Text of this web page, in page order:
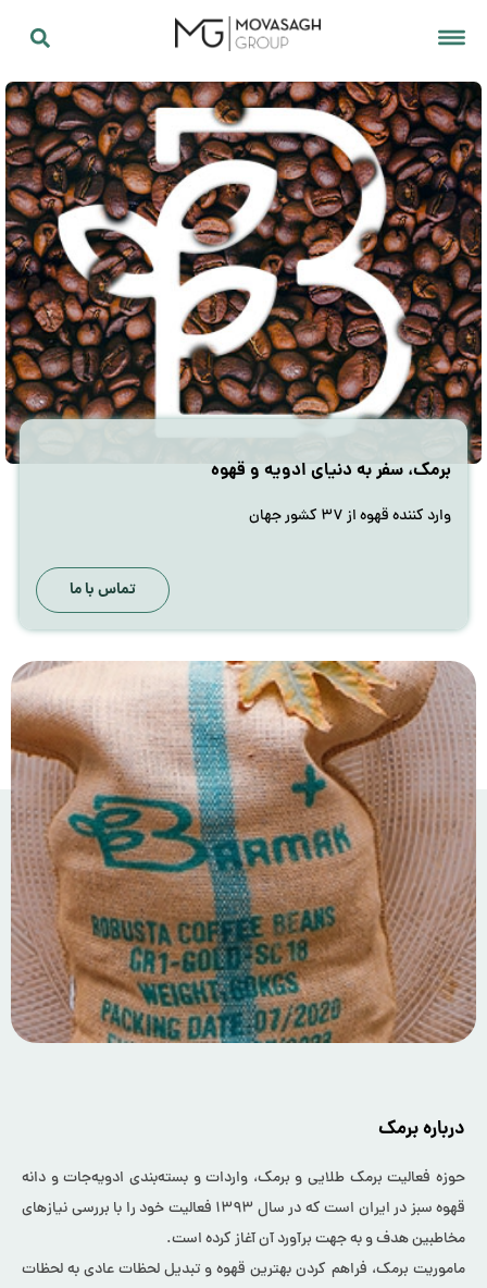
برمک، سفر به دنیای ادویه و قهوه
وارد کننده قهوه از ۳۷ کشور جهان
تماس با ما
درباره برمک
حوزه فعالیت برمک طلایی و برمک، واردات و بسته‌بندی ادویه‌جات و دانه
قهوه سبز در ایران است که در سال ۱۳۹۳ فعالیت خود را با بررسی نیازهای
مخاطبین هدف و به جهت برآورد آن آغاز کرده است.
ماموریت برمک، فراهم کردن بهترین قهوه و تبدیل لحظات عادی به لحظات